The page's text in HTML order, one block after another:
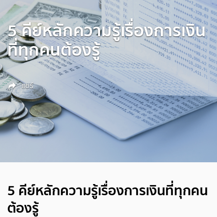
5 คีย์หลักความรู้เรื่องการเงิน
ที่ทุกคนต้องรู้
แชร์
5 คีย์หลักความรู้เรื่องการเงินที่ทุกคน
ต้องรู้